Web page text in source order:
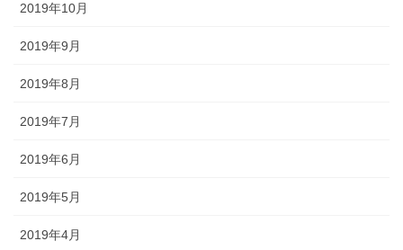
2019年10月
2019年9月
2019年8月
2019年7月
2019年6月
2019年5月
2019年4月